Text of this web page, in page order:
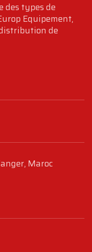
des types de
Equipement,
de
Maroc